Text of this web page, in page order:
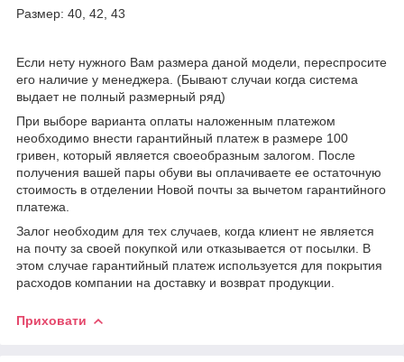
Размер: 40, 42, 43
Если нету нужного Вам размера даной модели, переспросите
его наличие у менеджера. (Бывают случаи когда система
выдает не полный размерный ряд)
При выборе варианта оплаты наложенным платежом
необходимо внести гарантийный платеж в размере 100
гривен, который является своеобразным залогом. После
получения вашей пары обуви вы оплачиваете ее остаточную
стоимость в отделении Новой почты за вычетом гарантийного
платежа.
Залог необходим для тех случаев, когда клиент не является
на почту за своей покупкой или отказывается от посылки. В
этом случае гарантийный платеж используется для покрытия
расходов компании на доставку и возврат продукции.
Приховати